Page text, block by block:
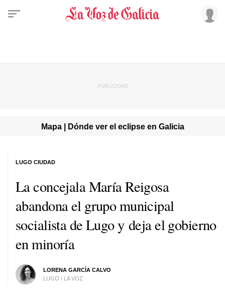
Mapa | Dónde ver el eclipse en Galicia
La concejala María Reigosa
abandona el grupo municipal
socialista de Lugo y deja el gobierno
en minoría
LORENA GARCÍA CALVO
LUGO / LA VOZ
LUGO CIUDAD